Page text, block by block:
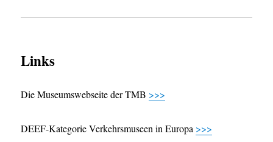
Links
Die Museumswebseite der TMB >>>
DEEF-Kategorie Verkehrsmuseen in Europa >>>